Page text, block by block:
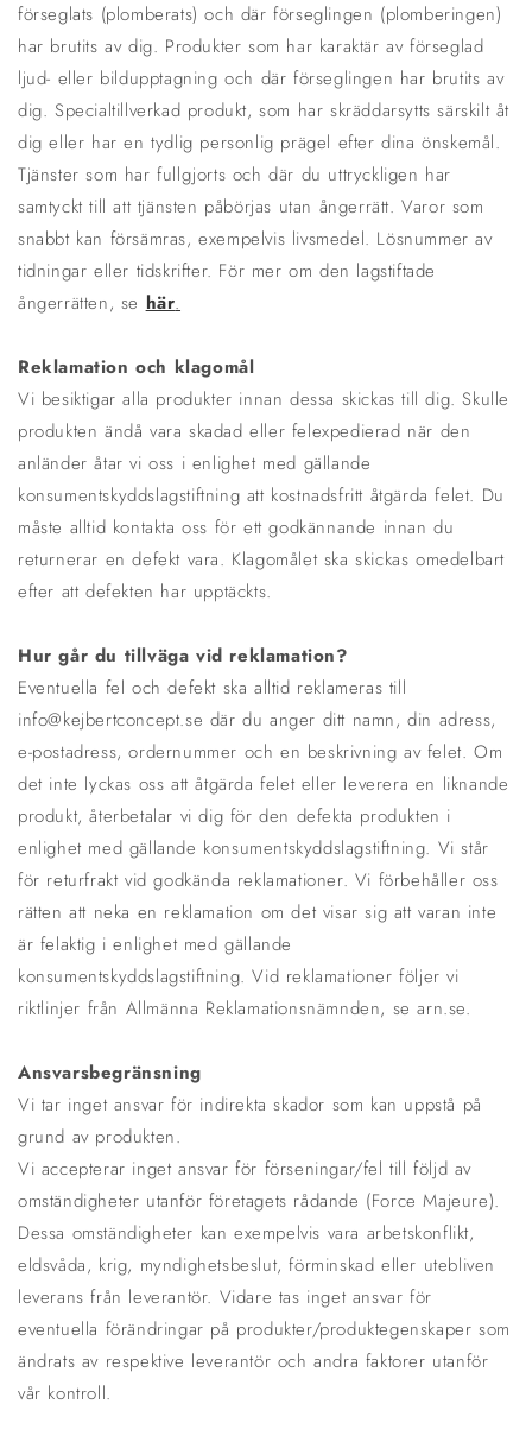
förseglats (plomberats) och där förseglingen (plomberingen)
har brutits av dig. Produkter som har karaktär av förseglad
ljud- eller bildupptagning och där förseglingen har brutits av
dig. Specialtillverkad produkt, som har skräddarsytts särskilt åt
dig eller har en tydlig personlig prägel efter dina önskemål.
Tjänster som har fullgjorts och där du uttryckligen har
samtyckt till att tjänsten påbörjas utan ångerrätt. Varor som
snabbt kan försämras, exempelvis livsmedel. Lösnummer av
tidningar eller tidskrifter. För mer om den lagstiftade
ångerrätten, se här.
Reklamation och klagomål
Vi besiktigar alla produkter innan dessa skickas till dig. Skulle
produkten ändå vara skadad eller felexpedierad när den
anländer åtar vi oss i enlighet med gällande
konsumentskyddslagstiftning att kostnadsfritt åtgärda felet. Du
måste alltid kontakta oss för ett godkännande innan du
returnerar en defekt vara. Klagomålet ska skickas omedelbart
efter att defekten har upptäckts.
Hur går du tillväga vid reklamation?
Eventuella fel och defekt ska alltid reklameras till
info@kejbertconcept.se där du anger ditt namn, din adress,
e-postadress, ordernummer och en beskrivning av felet. Om
det inte lyckas oss att åtgärda felet eller leverera en liknande
produkt, återbetalar vi dig för den defekta produkten i
enlighet med gällande konsumentskyddslagstiftning. Vi står
för returfrakt vid godkända reklamationer. Vi förbehåller oss
rätten att neka en reklamation om det visar sig att varan inte
är felaktig i enlighet med gällande
konsumentskyddslagstiftning. Vid reklamationer följer vi
riktlinjer från Allmänna Reklamationsnämnden, se arn.se.
Ansvarsbegränsning
Vi tar inget ansvar för indirekta skador som kan uppstå på
grund av produkten.
Vi accepterar inget ansvar för förseningar/fel till följd av
omständigheter utanför företagets rådande (Force Majeure).
Dessa omständigheter kan exempelvis vara arbetskonflikt,
eldsvåda, krig, myndighetsbeslut, förminskad eller utebliven
leverans från leverantör. Vidare tas inget ansvar för
eventuella förändringar på produkter/produktegenskaper som
ändrats av respektive leverantör och andra faktorer utanför
vår kontroll.